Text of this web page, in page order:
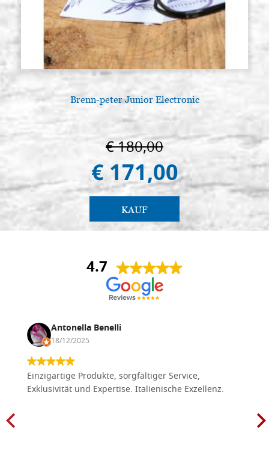
Brenn-peter Junior Electronic
€ 180,00
€ 171,00
KAUF
4.7
Antonella Benelli
18/12/2025
Einzigartige Produkte, sorgfältiger Service,
Exklusivität und Expertise. Italienische Exzellenz.